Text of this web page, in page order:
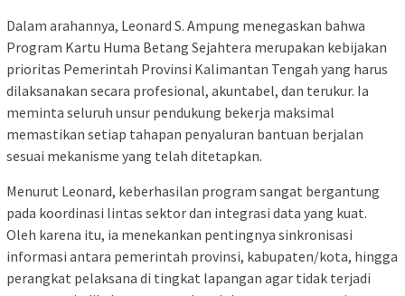
Dalam arahannya, Leonard S. Ampung menegaskan bahwa
Program Kartu Huma Betang Sejahtera merupakan kebijakan
prioritas Pemerintah Provinsi Kalimantan Tengah yang harus
dilaksanakan secara profesional, akuntabel, dan terukur. Ia
meminta seluruh unsur pendukung bekerja maksimal
memastikan setiap tahapan penyaluran bantuan berjalan
sesuai mekanisme yang telah ditetapkan.
Menurut Leonard, keberhasilan program sangat bergantung
pada koordinasi lintas sektor dan integrasi data yang kuat.
Oleh karena itu, ia menekankan pentingnya sinkronisasi
informasi antara pemerintah provinsi, kabupaten/kota, hingga
perangkat pelaksana di tingkat lapangan agar tidak terjadi